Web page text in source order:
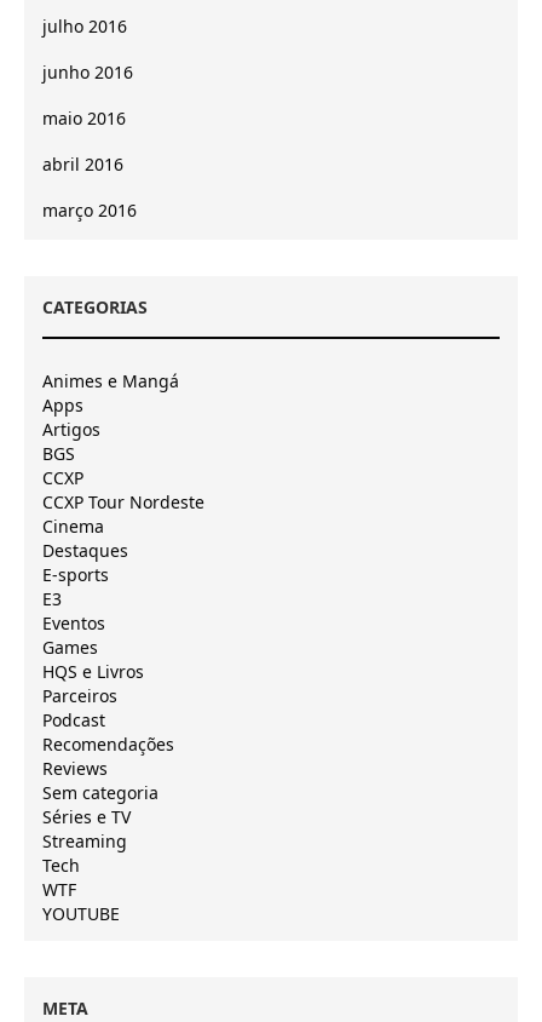
julho 2016
junho 2016
maio 2016
abril 2016
março 2016
CATEGORIAS
Animes e Mangá
Apps
Artigos
BGS
CCXP
CCXP Tour Nordeste
Cinema
Destaques
E-sports
E3
Eventos
Games
HQS e Livros
Parceiros
Podcast
Recomendações
Reviews
Sem categoria
Séries e TV
Streaming
Tech
WTF
YOUTUBE
META